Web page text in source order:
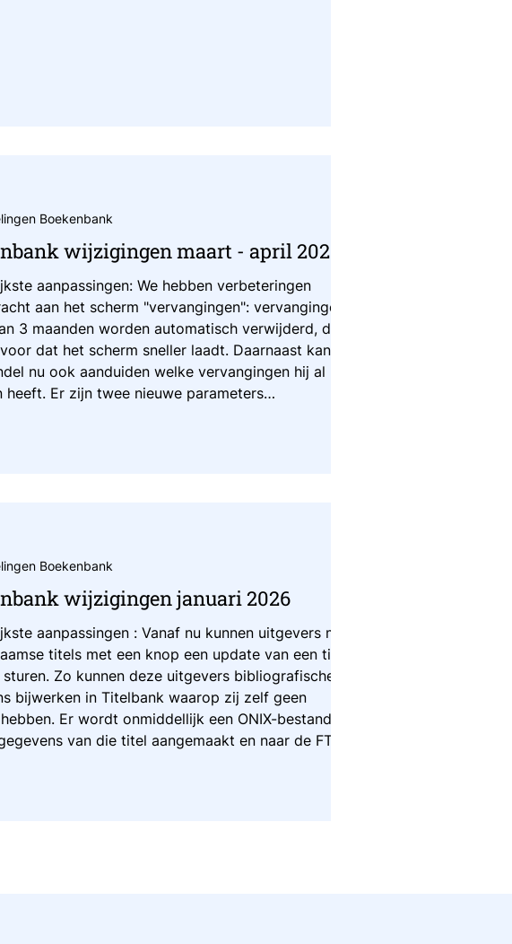
wijzigingen maart - april 2026
aanpassingen: We hebben verbeteringen
aan het scherm "vervangingen": vervangingen
3 maanden worden automatisch verwijderd, dit
dat het scherm sneller laadt. Daarnaast kan de
nu ook aanduiden welke vervangingen hij al
heeft. Er zijn twee nieuwe parameters
Boekenbank
wijzigingen januari 2026
aanpassingen : Vanaf nu kunnen uitgevers met
titels met een knop een update van een titel
sturen. Zo kunnen deze uitgevers bibliografische
bijwerken in Titelbank waarop zij zelf geen
Er wordt onmiddellijk een ONIX-bestand
van die titel aangemaakt en naar de FTP
Boekenbank